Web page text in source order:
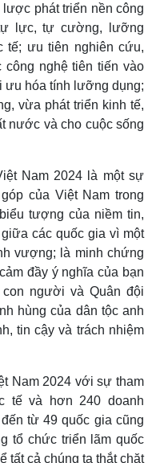
tô - Xe máy
tô
máy
vấn
phát triển nền công
lực, tự cường, lưỡng
tế; ưu tiên nghiên cứu,
công nghệ tiên tiến vào
ưu hóa tính lưỡng dụng;
vừa phát triển kinh tế,
nước và cho cuộc sống
Nam 2024 là một sự
của Việt Nam trong
tượng của niềm tin,
các quốc gia vì một
vượng; là minh chứng
đầy ý nghĩa của bạn
người và Quân đội
hùng của dân tộc anh
tin cậy và trách nhiệm
Nam 2024 với sự tham
tế và hơn 240 doanh
từ 49 quốc gia cũng
tổ chức triển lãm quốc
tất cả chúng ta thắt chặt